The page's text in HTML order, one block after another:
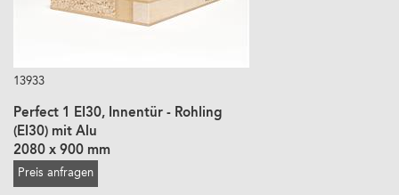
13933
Perfect 1 EI30, Innentür - Rohling
(EI30) mit Alu
2080 x 900 mm
Preis anfragen